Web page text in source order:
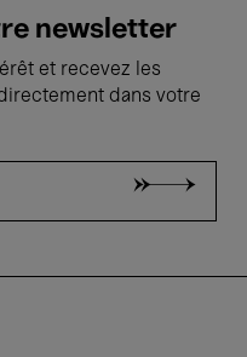
newsletter
et recevez les
dans votre